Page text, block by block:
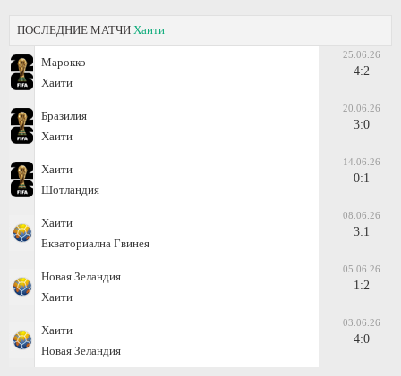
ПОСЛЕДНИЕ МАТЧИ Хаити
Марокко
Хаити
25.06.26
4:2
Бразилия
Хаити
20.06.26
3:0
Хаити
Шотландия
14.06.26
0:1
Хаити
Екваториална Гвинея
08.06.26
3:1
Новая Зеландия
Хаити
05.06.26
1:2
Хаити
Новая Зеландия
03.06.26
4:0